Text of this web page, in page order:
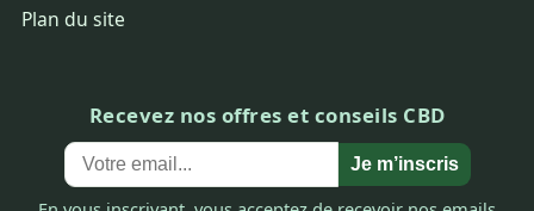
Plan du site
Recevez nos offres et conseils CBD
Je m’inscris